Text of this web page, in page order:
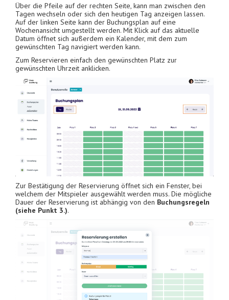
Über die Pfeile auf der rechten Seite, kann man zwischen den
Tagen wechseln oder sich den heutigen Tag anzeigen lassen.
Auf der linken Seite kann der Buchungsplan auf eine
Wochenansicht umgestellt werden. Mit Klick auf das aktuelle
Datum öffnet sich außerdem ein Kalender, mit dem zum
gewünschten Tag navigiert werden kann.
Zum Reservieren einfach den gewünschten Platz zur
gewünschten Uhrzeit anklicken.
Zur Bestätigung der Reservierung öffnet sich ein Fenster, bei
welchem der Mitspieler ausgewählt werden muss. Die mögliche
Dauer der Reservierung ist abhängig von den Buchungsregeln
(siehe Punkt 3.).